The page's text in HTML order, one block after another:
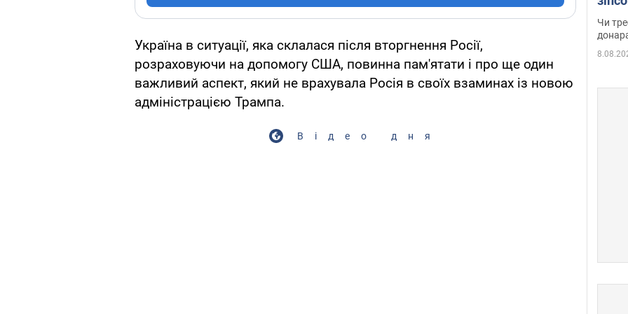
Україна в ситуації, яка склалася після вторгнення Росії,
розраховуючи на допомогу США, повинна пам'ятати і про ще один
важливий аспект, який не врахувала Росія в своїх взаминах із новою
адміністрацією Трампа.
Відео дня
Чи